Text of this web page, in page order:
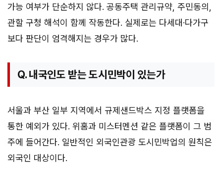
가능 여부가 단순하지 않다. 공동주택 관리규약, 주민동의,
관할 구청 해석이 함께 작동한다. 실제로는 다세대·다가구
보다 판단이 엄격해지는 경우가 많다.
Q. 내국인도 받는 도시민박이 있는가
서울과 부산 일부 지역에서 규제샌드박스 지정 플랫폼을
통한 예외가 있다. 위홈과 미스터멘션 같은 플랫폼이 그 범
주에 들어간다. 일반적인 외국인관광 도시민박업의 원칙은
외국인 대상이다.